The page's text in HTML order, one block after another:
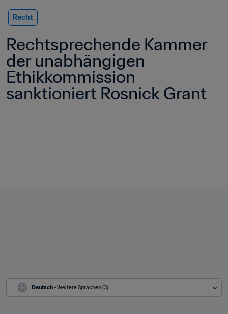
Recht
Rechtsprechende Kammer
der unabhängigen
Ethikkommission
sanktioniert Rosnick Grant
Deutsch - Weitere Sprachen (3)